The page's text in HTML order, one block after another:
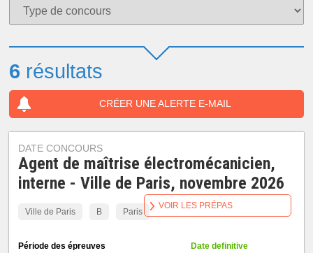
6 résultats
CRÉER UNE ALERTE E-MAIL
DATE CONCOURS
Agent de maîtrise électromécanicien,
interne - Ville de Paris, novembre 2026
Ville de Paris B Paris
Période des épreuves Date definitive
VOIR LES PRÉPAS